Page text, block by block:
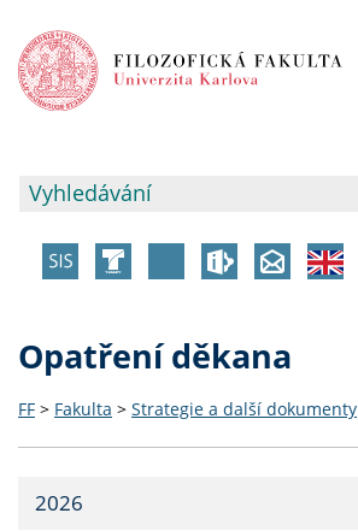
Opatření děkana
FF > Fakulta > Strategie a další dokumenty
2026